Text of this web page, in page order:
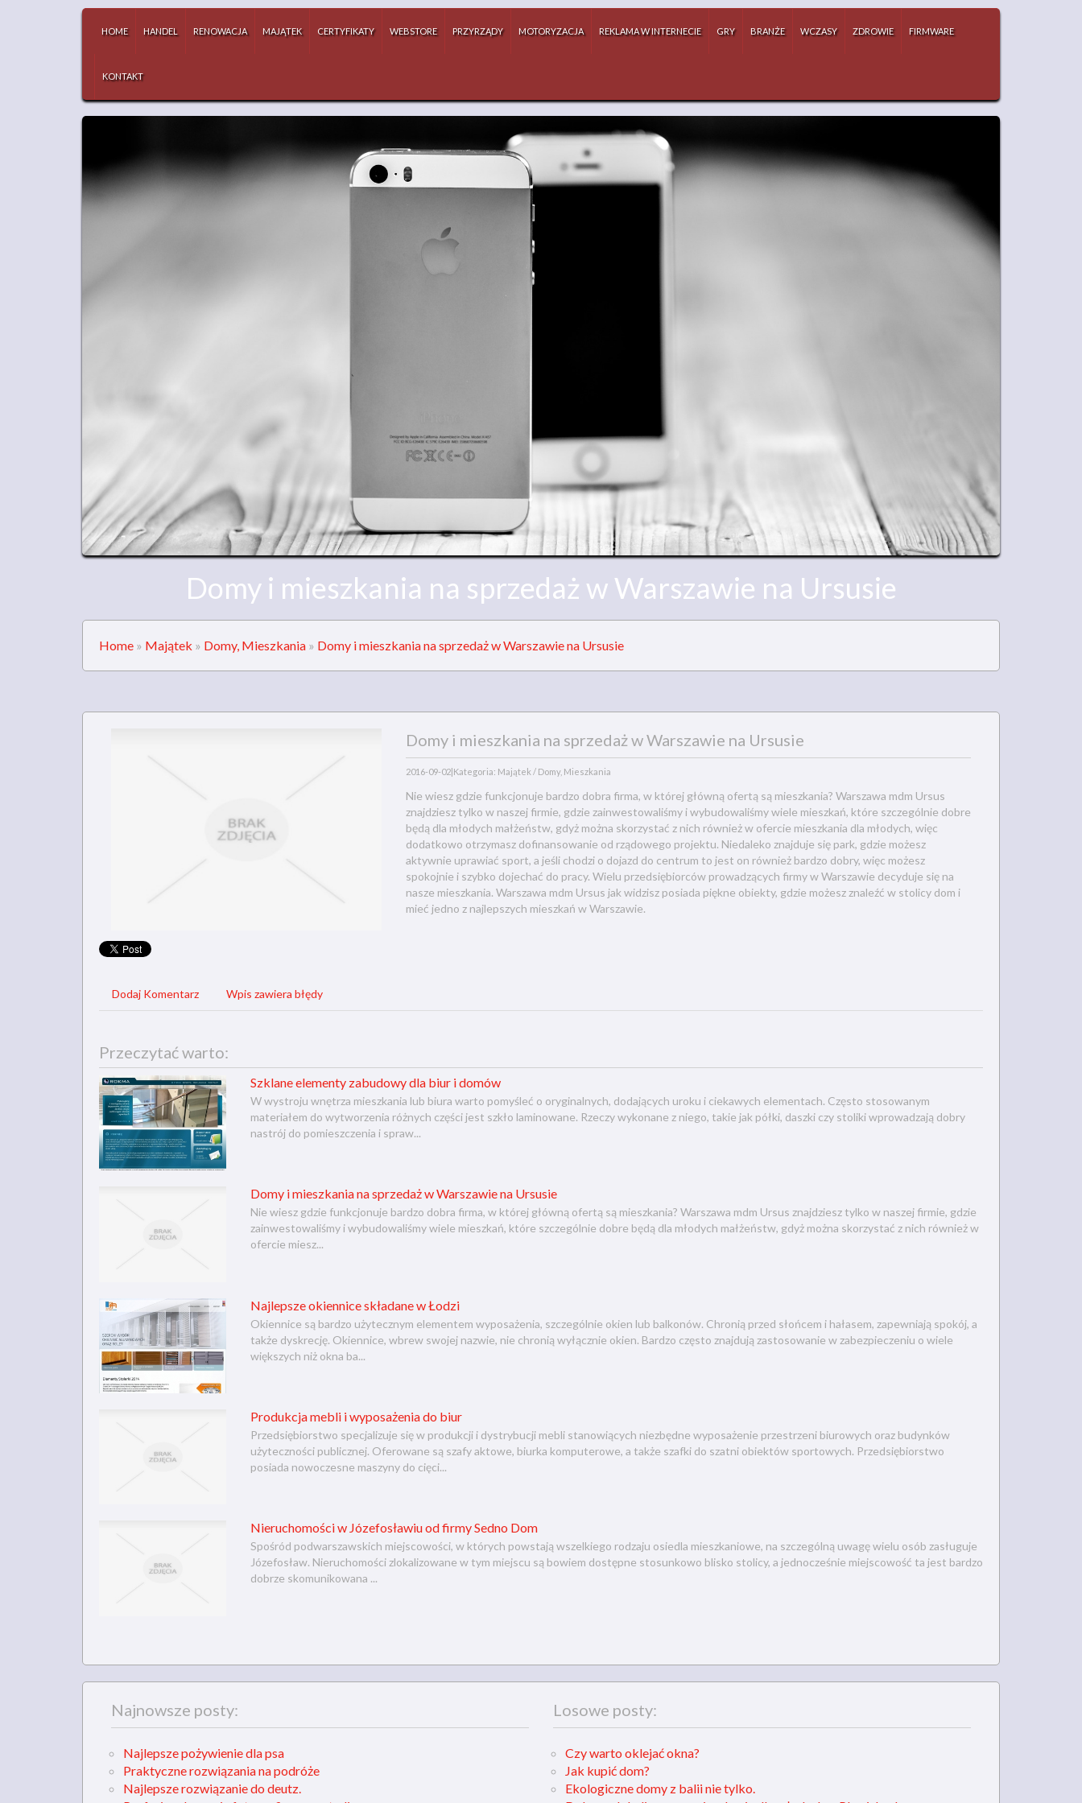
HOME HANDEL RENOWACJA MAJĄTEK CERTYFIKATY WEBSTORE PRZYRZĄDY MOTORYZACJA REKLAMA W INTERNECIE GRY BRANŻE WCZASY ZDROWIE FIRMWARE
KONTAKT
Domy i mieszkania na sprzedaż w Warszawie na Ursusie
Home » Majątek » Domy, Mieszkania » Domy i mieszkania na sprzedaż w Warszawie na Ursusie
Domy i mieszkania na sprzedaż w Warszawie na Ursusie
2016-09-02|Kategoria: Majątek / Domy, Mieszkania
Nie wiesz gdzie funkcjonuje bardzo dobra firma, w której główną ofertą są mieszkania? Warszawa mdm Ursus
znajdziesz tylko w naszej firmie, gdzie zainwestowaliśmy i wybudowaliśmy wiele mieszkań, które szczególnie dobre
będą dla młodych małżeństw, gdyż można skorzystać z nich również w ofercie mieszkania dla młodych, więc
dodatkowo otrzymasz dofinansowanie od rządowego projektu. Niedaleko znajduje się park, gdzie możesz
aktywnie uprawiać sport, a jeśli chodzi o dojazd do centrum to jest on również bardzo dobry, więc możesz
spokojnie i szybko dojechać do pracy. Wielu przedsiębiorców prowadzących firmy w Warszawie decyduje się na
nasze mieszkania. Warszawa mdm Ursus jak widzisz posiada piękne obiekty, gdzie możesz znaleźć w stolicy dom i
mieć jedno z najlepszych mieszkań w Warszawie.
Dodaj Komentarz Wpis zawiera błędy
Przeczytać warto:
Szklane elementy zabudowy dla biur i domów
W wystroju wnętrza mieszkania lub biura warto pomyśleć o oryginalnych, dodających uroku i ciekawych elementach. Często stosowanym
materiałem do wytworzenia różnych części jest szkło laminowane. Rzeczy wykonane z niego, takie jak półki, daszki czy stoliki wprowadzają dobry
nastrój do pomieszczenia i spraw...
Domy i mieszkania na sprzedaż w Warszawie na Ursusie
Nie wiesz gdzie funkcjonuje bardzo dobra firma, w której główną ofertą są mieszkania? Warszawa mdm Ursus znajdziesz tylko w naszej firmie, gdzie
zainwestowaliśmy i wybudowaliśmy wiele mieszkań, które szczególnie dobre będą dla młodych małżeństw, gdyż można skorzystać z nich również w
ofercie miesz...
Najlepsze okiennice składane w Łodzi
Okiennice są bardzo użytecznym elementem wyposażenia, szczególnie okien lub balkonów. Chronią przed słońcem i hałasem, zapewniają spokój, a
także dyskrecję. Okiennice, wbrew swojej nazwie, nie chronią wyłącznie okien. Bardzo często znajdują zastosowanie w zabezpieczeniu o wiele
większych niż okna ba...
Produkcja mebli i wyposażenia do biur
Przedsiębiorstwo specjalizuje się w produkcji i dystrybucji mebli stanowiących niezbędne wyposażenie przestrzeni biurowych oraz budynków
użyteczności publicznej. Oferowane są szafy aktowe, biurka komputerowe, a także szafki do szatni obiektów sportowych. Przedsiębiorstwo
posiada nowoczesne maszyny do cięci...
Nieruchomości w Józefosławiu od firmy Sedno Dom
Spośród podwarszawskich miejscowości, w których powstają wszelkiego rodzaju osiedla mieszkaniowe, na szczególną uwagę wielu osób zasługuje
Józefosław. Nieruchomości zlokalizowane w tym miejscu są bowiem dostępne stosunkowo blisko stolicy, a jednocześnie miejscowość ta jest bardzo
dobrze skomunikowana ...
Najnowsze posty:
Najlepsze pożywienie dla psa
Praktyczne rozwiązania na podróże
Najlepsze rozwiązanie do deutz.
Losowe posty:
Czy warto oklejać okna?
Jak kupić dom?
Ekologiczne domy z balii nie tylko.